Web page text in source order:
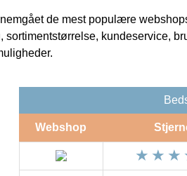
de mest populære
sortimentstørrelse, kundeservice,
Webshop